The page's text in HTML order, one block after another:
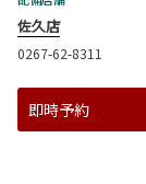
佐久店
0267-62-8311
即時予約